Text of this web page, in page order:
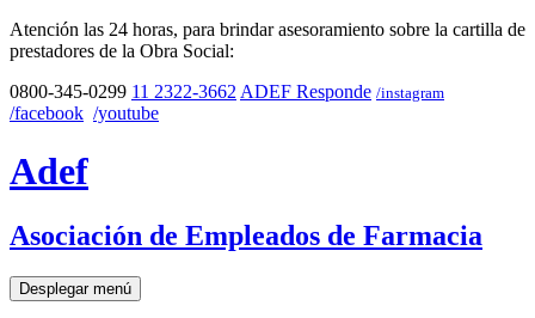
Atención las 24 horas, para brindar asesoramiento sobre la cartilla de
prestadores de la Obra Social:
0800-345-0299 11 2322-3662 ADEF Responde /instagram
/facebook /youtube
Adef
Asociación de Empleados de Farmacia
Desplegar menú